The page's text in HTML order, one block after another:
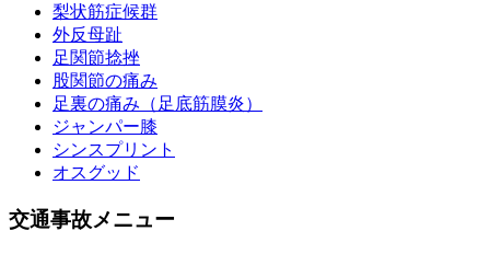
梨状筋症候群
外反母趾
足関節捻挫
股関節の痛み
足裏の痛み（足底筋膜炎）
ジャンパー膝
シンスプリント
オスグッド
交通事故メニュー